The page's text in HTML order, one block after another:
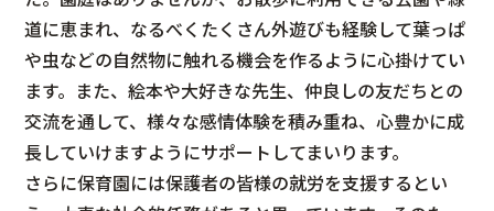
道に恵まれ、なるべくたくさん外遊びも経験して葉っぱ
や虫などの自然物に触れる機会を作るように心掛けてい
ます。また、絵本や大好きな先生、仲良しの友だちとの
交流を通して、様々な感情体験を積み重ね、心豊かに成
長していけますようにサポートしてまいります。
さらに保育園には保護者の皆様の就労を支援するとい